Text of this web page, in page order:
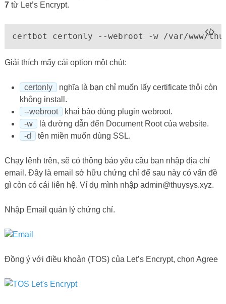
7từ Let’s Encrypt.
certbot certonly --webroot -w /var/www/
Giải thích mấy cái option một chút:
certonly
nghĩa là bạn chỉ muốn lấy certificate thôi còn
không install.
--webroot
khai báo dùng plugin webroot.
-w
là đường dẫn đến Document Root của website.
-d
tên miền muốn dùng SSL.
Chạy lệnh trên, sẽ có thông báo yêu cầu bạn nhập địa chỉ
email. Đây là email sở hữu chứng chỉ để sau này có vấn đề
gì còn có cái liên hệ. Ví dụ mình nhập admin@thuysys.xyz.
Nhập Email quản lý chứng chỉ.
Đồng ý với điều khoản (TOS) của Let’s Encrypt, chọn Agree